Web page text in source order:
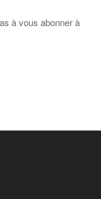
à vous abonner à